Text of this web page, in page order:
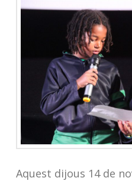
Aquest dijous 14 de